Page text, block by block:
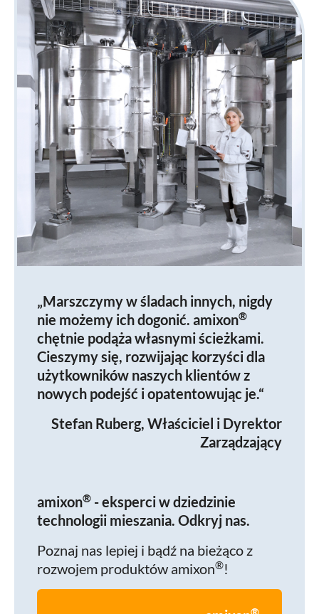
„Marszczymy w śladach innych, nigdy
nie możemy ich dogonić. amixon®
chętnie podąża własnymi ścieżkami.
Cieszymy się, rozwijając korzyści dla
użytkowników naszych klientów z
nowych podejść i opatentowując je.“
Stefan Ruberg, Właściciel i Dyrektor
Zarządzający
amixon® - eksperci w dziedzinie
technologii mieszania. Odkryj nas.
Poznaj nas lepiej i bądź na bieżąco z
rozwojem produktów amixon®!